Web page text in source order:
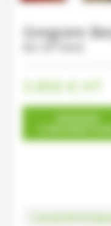
Gregoire
M116026
3 850€ HT